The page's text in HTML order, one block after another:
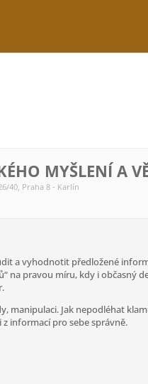
MYŠLENÍ A
40, Praha 8 - Karlín
a vyhodnotit předložené
na pravou míru, kdy i občasný
manipulaci. Jak nepodléhat
informací pro sebe správně.